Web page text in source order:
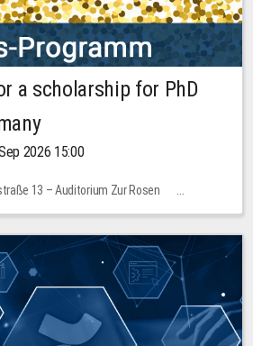
a scholarship for PhD
2026 15:00
13 – Auditorium Zur Rosen